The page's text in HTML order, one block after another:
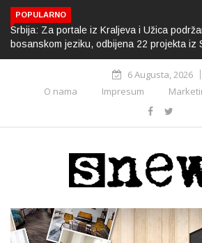
POPULARNO
Srbija: Za portale iz Kraljeva i Užica
bosanskom jeziku, odbijena 22 projekta iz
6 Augusta, 2026
O nama
Impresum